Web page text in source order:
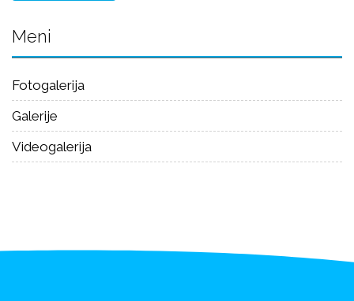
Meni
Fotogalerija
Galerije
Videogalerija